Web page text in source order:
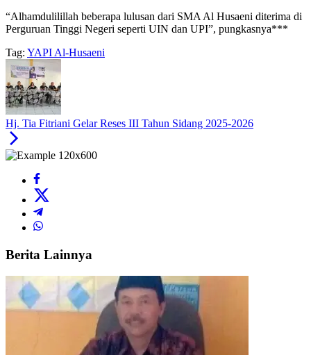
“Alhamdulilillah beberapa lulusan dari SMA Al Husaeni diterima di
Perguruan Tinggi Negeri seperti UIN dan UPI”, pungkasnya***
Tag: YAPI Al-Husaeni
Hj. Tia Fitriani Gelar Reses III Tahun Sidang 2025-2026
Berita Lainnya